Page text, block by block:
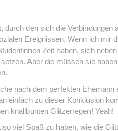
den sich die Verbindungen
Ereignissen. Wenn ich mir
Zeit haben, sich
Aber die müssen sie
nach dem perfekten Ehemann
einfach zu dieser Konklusion
knallbunten Glitzerregen! Yeah!
viel Spaß zu haben, wie die